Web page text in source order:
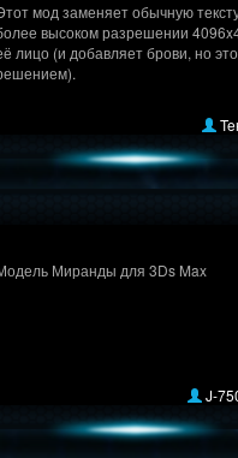
мод заменяет обычную
высоком разрешении
лицо (и добавляет брови, но
Миранды для 3Ds Max
J-